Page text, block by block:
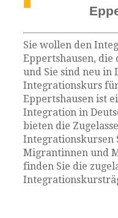
Sie wollen den
Eppertshausen, die
und Sie sind neu in
Integrationskurs
Eppertshausen ist
Integration in
bieten die
Integrationskursen
Migrantinnen und
finden Sie die